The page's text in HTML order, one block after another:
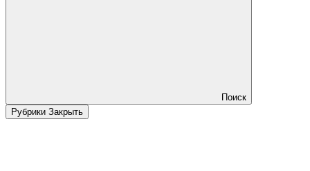
Поиск
Рубрики Закрыть